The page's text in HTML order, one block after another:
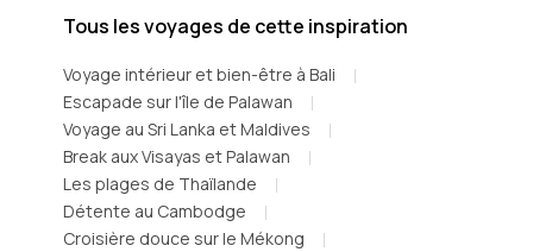
Tous les voyages de cette inspiration
Voyage intérieur et bien-être à Bali
Escapade sur l'île de Palawan
Voyage au Sri Lanka et Maldives
Break aux Visayas et Palawan
Les plages de Thaïlande
Détente au Cambodge
Croisière douce sur le Mékong